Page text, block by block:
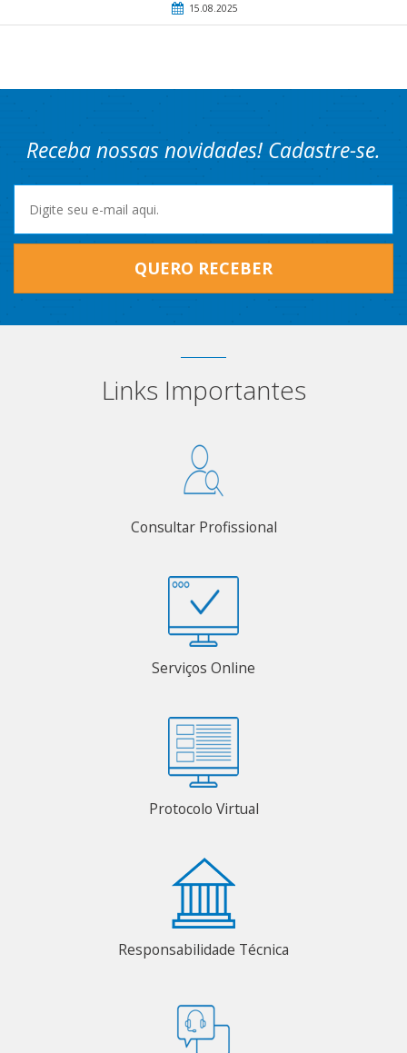
15.08.2025
Receba nossas novidades! Cadastre-se.
QUERO RECEBER
Links Importantes
Consultar Profissional
Serviços Online
Protocolo Virtual
Responsabilidade Técnica